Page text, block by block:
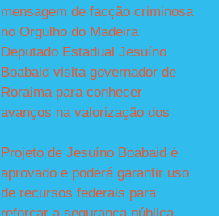
mensagem de facção criminosa
no Orgulho do Madeira
Deputado Estadual Jesuíno
Boabaid visita governador de
Roraima para conhecer
avanços na valorização dos
Projeto de Jesuíno Boabaid é
aprovado e poderá garantir uso
de recursos federais para
reforçar a segurança pública